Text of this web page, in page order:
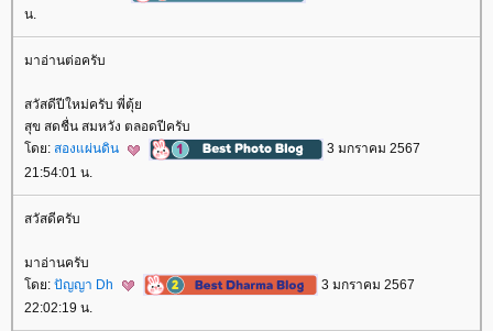
น.
มาอ่านต่อครับ
สวัสดีปีใหม่ครับ พี่ตุ้
สุข สดชื่น สมหวัง ตลอดปีครับ
ดย: สองแผ่นดิน
3 มกราคม 2567
21:54:01 น.
สวัสดีครับ
มาอ่านครับ
ดย: ปัญญา Dh
3 มกราคม 2567
22:02:19 น.